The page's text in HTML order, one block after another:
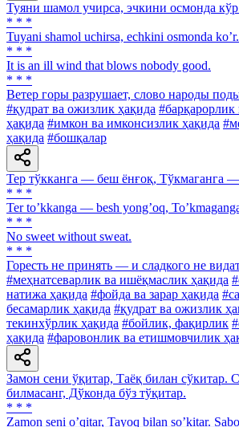
Туяни шамол учирса, эчкини осмонда
* * *
Tuyani shamol uchirsa, echkini osmonda koʼr.
* * *
It is an ill wind that blows nobody good.
* * *
Ветер горы разрушает, слово народы
#қудрат ва ожизлик ҳақида #барқарорлик
ҳақида #имкон ва имконсизлик ҳақида
ҳақида #бошқалар
Тер тўкканга — беш ёнғоқ, Тўкмаганга
* * *
Ter toʼkkanga — besh yongʼoq,
* * *
No sweet without sweat.
* * *
Горесть не принять — и сладкого не
#меҳнатсеварлик ва ишёқмаслик ҳақида
натижа ҳақида #фойда ва зарар ҳақида
бесамарлик ҳақида #қудрат ва ожизлик
текинхўрлик ҳақида #бойлик, фақирлик
ҳақида #фаровонлик ва етишмовчилик
Замон сени ўқитар, Таёқ билан сўкитар.
билмасанг, Дўконда бўз тўқитар.
* * *
Zamon seni oʼqitar, Tayoq bilan soʼkitar.